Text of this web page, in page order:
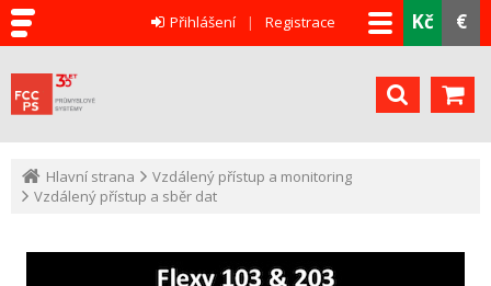
Kč €
Přihlášení Registrace
Hlavní strana
Vzdálený přístup a monitoring
Vzdálený přístup a sběr dat